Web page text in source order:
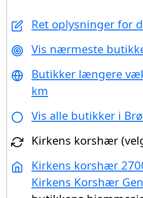
Ret oplysninger for
Vis nærmeste
Butikker længere
km
Vis alle butikker i
Kirkens korshær
Kirkens korshær
Kirkens Korshær